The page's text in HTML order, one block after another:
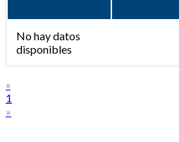
No hay datos
disponibles
«
1
»